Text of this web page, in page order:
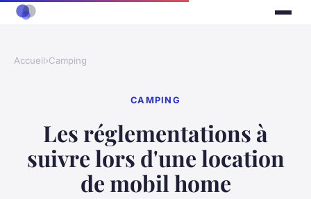
Accueil›Camping
CAMPING
Les réglementations à
suivre lors d'une location
de mobil home